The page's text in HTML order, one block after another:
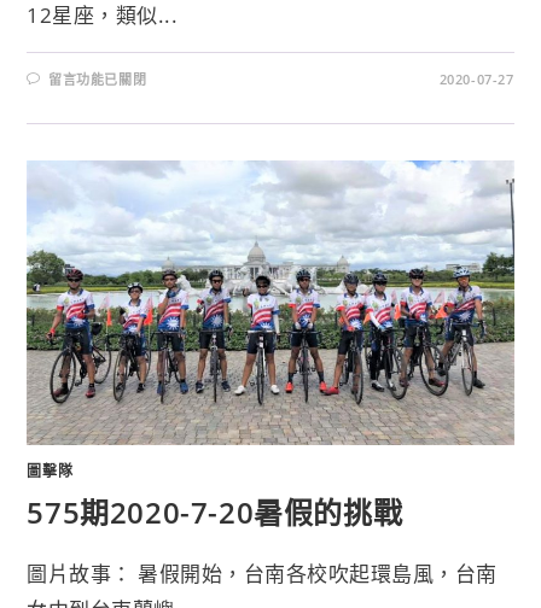
12星座，類似...
留言功能已關閉 2020-07-27
圖擊隊
575期2020-7-20暑假的挑戰
圖片故事： 暑假開始，台南各校吹起環島風，台南